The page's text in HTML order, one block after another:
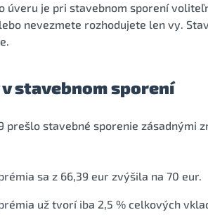
úveru je pri stavebnom sporení
nevezmete rozhodujete len vy.
v stavebnom sporení
prešlo stavebné sporenie zásadnými
sa z 66,39 eur zvýšila na 70 eur.
už tvorí iba 2,5 % celkových